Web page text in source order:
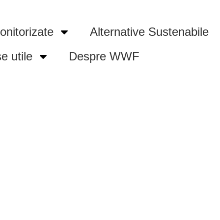
Alternative Sustenabile
utile
Despre WWF